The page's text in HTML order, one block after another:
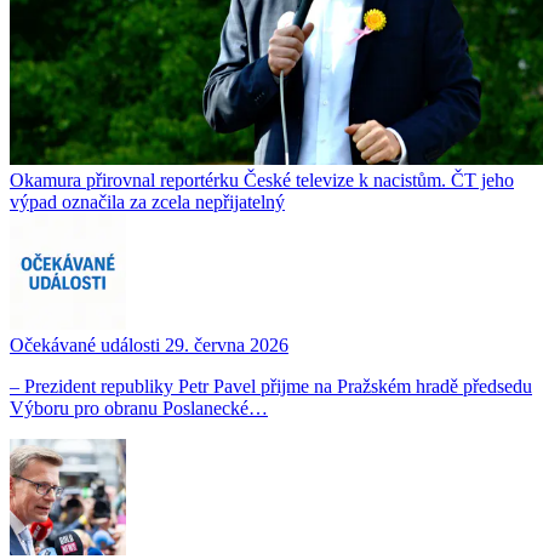
Okamura přirovnal reportérku České televize k nacistům. ČT jeho
výpad označila za zcela nepřijatelný
Očekávané události 29. června 2026
– Prezident republiky Petr Pavel přijme na Pražském hradě předsedu
Výboru pro obranu Poslanecké…